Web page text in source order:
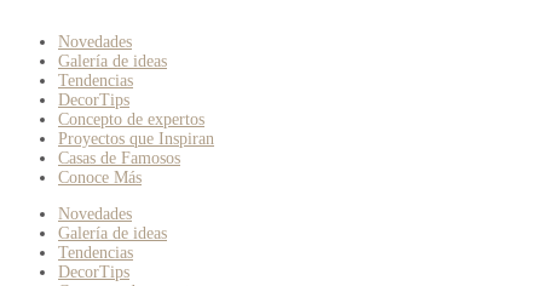
Novedades
Galería de ideas
Tendencias
DecorTips
Concepto de expertos
Proyectos que Inspiran
Casas de Famosos
Conoce Más
Novedades
Galería de ideas
Tendencias
DecorTips